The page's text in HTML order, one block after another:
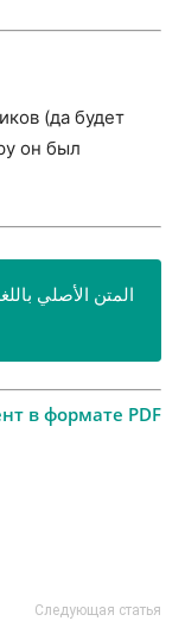
(да будет
он был
в формате PDF
Следующая статья